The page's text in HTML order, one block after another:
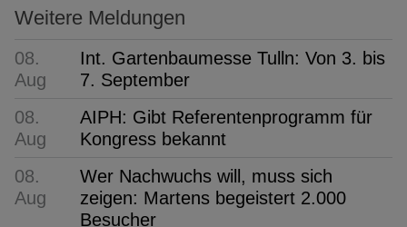
Weitere Meldungen
08.
Aug
Int. Gartenbaumesse Tulln: Von 3. bis
7. September
08.
Aug
AIPH: Gibt Referentenprogramm für
Kongress bekannt
08.
Aug
Wer Nachwuchs will, muss sich
zeigen: Martens begeistert 2.000
Besucher